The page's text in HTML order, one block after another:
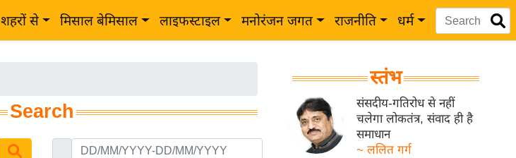
शहरों से मिसाल बेमिसाल लाइफस्टाइल मनोरंजन जगत राजनीति धर्म
Search
स्तंभ
संसदीय-गतिरोध से नहीं
चलेगा लोकतंत्र, संवाद ही है
समाधान
~ ललित गर्ग